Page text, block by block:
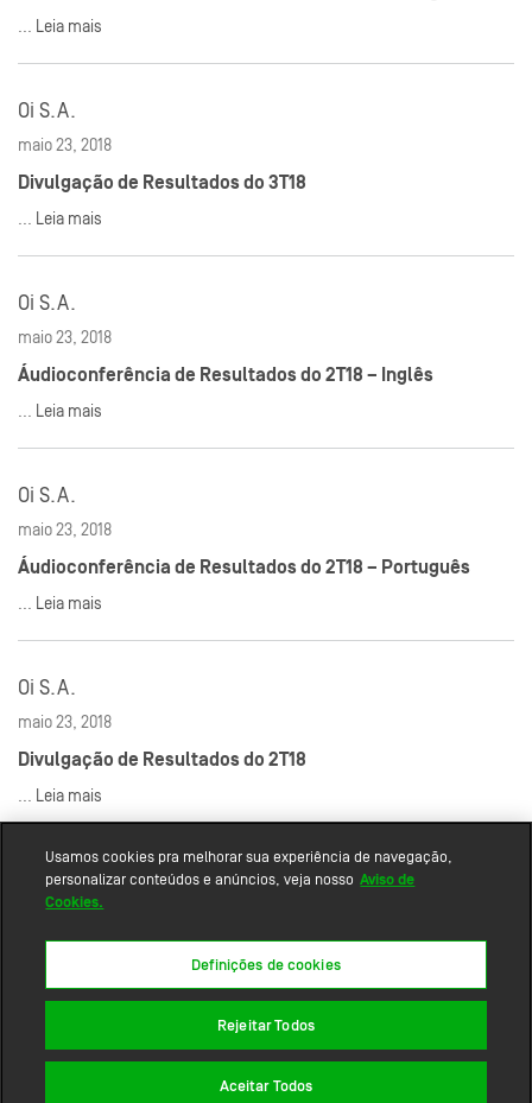
... Leia mais
Oi S.A.
maio 23, 2018
Divulgação de Resultados do 3T18
... Leia mais
Oi S.A.
maio 23, 2018
Áudioconferência de Resultados do 2T18 – Inglês
... Leia mais
Oi S.A.
maio 23, 2018
Áudioconferência de Resultados do 2T18 – Português
... Leia mais
Oi S.A.
maio 23, 2018
Divulgação de Resultados do 2T18
... Leia mais
Mapa do site
Usamos cookies pra melhorar sua experiência de navegação,
personalizar conteúdos e anúncios, veja nosso Aviso de
Cookies.
Definições de cookies
Rejeitar Todos
Aceitar Todos